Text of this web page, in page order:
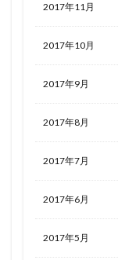
2017年11月
2017年10月
2017年9月
2017年8月
2017年7月
2017年6月
2017年5月